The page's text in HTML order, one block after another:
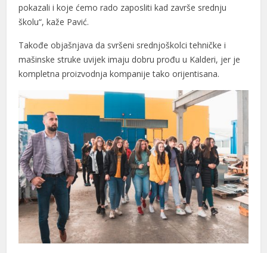
pokazali i koje ćemo rado zaposliti kad završe srednju
školu“, kaže Pavić.
Takođe objašnjava da svršeni srednjoškolci tehničke i
mašinske struke uvijek imaju dobru prođu u Kalderi, jer je
kompletna proizvodnja kompanije tako orijentisana.